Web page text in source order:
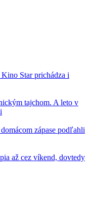
Star prichádza i
tajchom. A leto v
zápase podľahli
až cez víkend, dovtedy